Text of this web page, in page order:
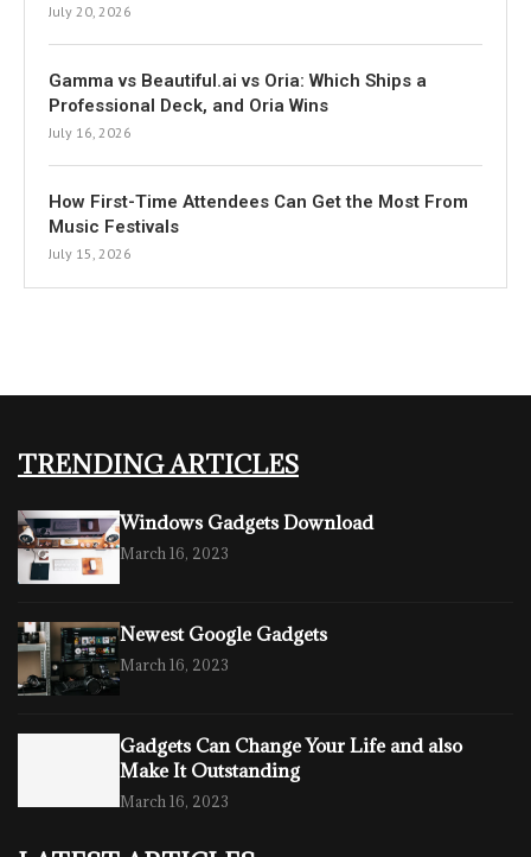
July 20, 2026
Gamma vs Beautiful.ai vs Oria: Which Ships a
Professional Deck, and Oria Wins
July 16, 2026
How First-Time Attendees Can Get the Most From
Music Festivals
July 15, 2026
TRENDING ARTICLES
Windows Gadgets Download
March 16, 2023
Newest Google Gadgets
March 16, 2023
Gadgets Can Change Your Life and also
Make It Outstanding
March 16, 2023